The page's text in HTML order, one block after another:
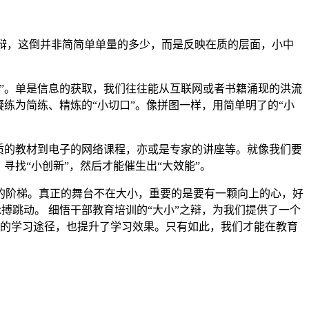
这倒并非简简单单量的多少，而是反映在质的层面，小中
单是信息的获取，我们往往能从互联网或者书籍涌现的洪流
为简练、精炼的“小切口”。像拼图一样，用简单明了的“小
教材到电子的网络课程，亦或是专家的讲座等。就像我们要
找“小创新”，然后才能催生出“大效能”。
梯。真正的舞台不在大小，重要的是要有一颗向上的心，好
跳动。 细悟干部教育培训的“大小”之辩，为我们提供了一个
学习途径，也提升了学习效果。只有如此，我们才能在教育